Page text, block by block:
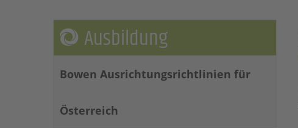
Ausbildung
Bowen Ausrichtungsrichtlinien für
Österreich